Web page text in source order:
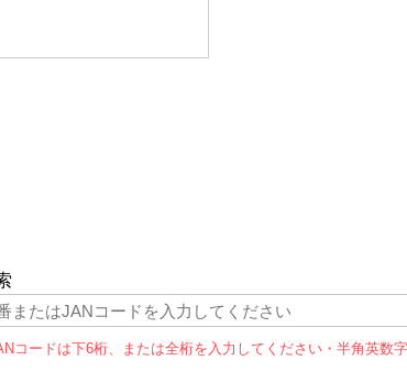
コードは下6桁、または全桁を入力してください ・半角英数